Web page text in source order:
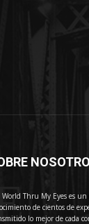
World Thru My Eyes es
de cientos de
lo mejor de cada